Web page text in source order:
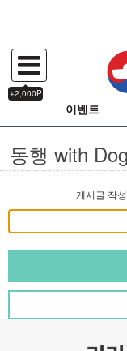
+2,000P
이벤트
동행 with Dog
게시글 작